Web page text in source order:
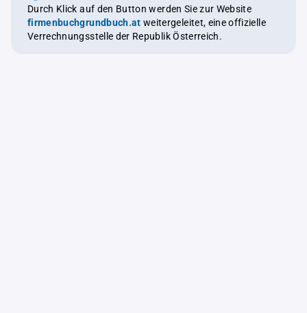
Durch Klick auf den Button werden Sie zur Website
firmenbuchgrundbuch.at weitergeleitet, eine offizielle
Verrechnungsstelle der Republik Österreich.